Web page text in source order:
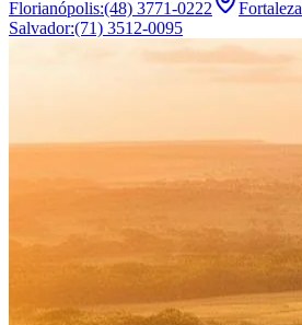
Florianópolis:(48) 3771-0222 Fortaleza
Salvador:(71) 3512-0095